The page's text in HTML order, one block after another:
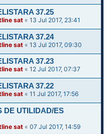
37.25
sat «13 Jul 2017, 23:41
37.24
sat «13 Jul 2017, 09:30
37.23
sat «12 Jul 2017, 07:37
37.22
sat «11 Jul 2017, 17:56
DE UTILIDAD/ES
sat «07 Jul 2017, 14:59